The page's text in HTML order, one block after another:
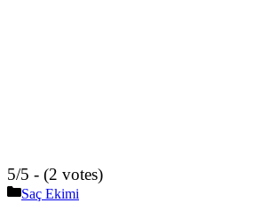
5/5 - (2 votes)
Kategoriler
Saç Ekimi